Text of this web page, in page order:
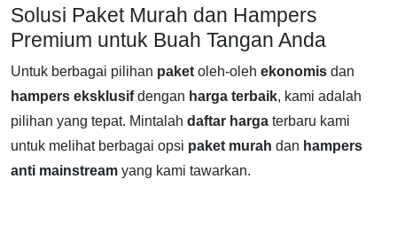
Solusi Paket Murah dan Hampers
Premium untuk Buah Tangan Anda
Untuk berbagai pilihan paket oleh-oleh ekonomis dan
hampers eksklusifdengan harga terbaik, kami adalah
pilihan yang tepat. Mintalah daftar harga terbaru kami
untuk melihat berbagai opsi paket murah dan hampers
anti mainstream yang kami tawarkan.